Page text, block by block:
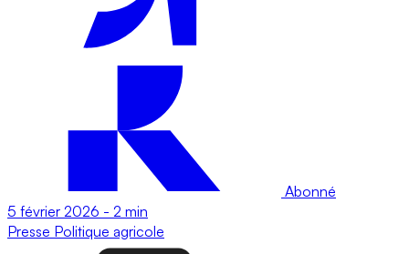
Abonné
5 février 2026 - 2 min
Presse Politique agricole